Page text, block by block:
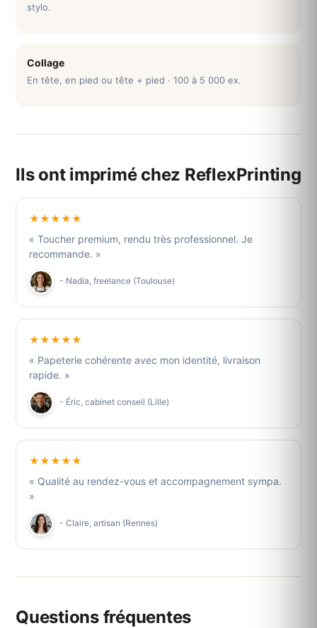
stylo.
Collage
En tête, en pied ou tête + pied · 100 à 5 000 ex.
Ils ont imprimé chez ReflexPrinting
★★★★★
« Toucher premium, rendu très professionnel. Je
recommande. »
- Nadia, freelance (Toulouse)
★★★★★
« Papeterie cohérente avec mon identité, livraison
rapide. »
- Éric, cabinet conseil (Lille)
★★★★★
« Qualité au rendez-vous et accompagnement sympa.
»
- Claire, artisan (Rennes)
Questions fréquentes